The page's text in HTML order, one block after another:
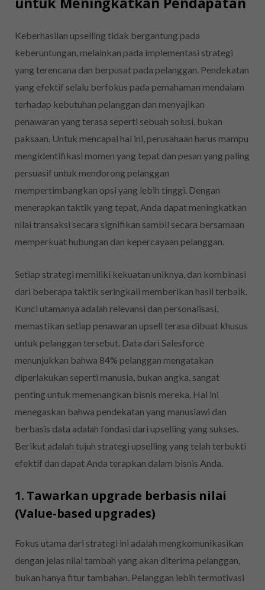
Keberhasilan upselling tidak bergantung pada
keberuntungan, melainkan pada implementasi strategi
yang terencana dan berpusat pada pelanggan. Pendekatan
yang efektif selalu berfokus pada pemahaman mendalam
terhadap kebutuhan pelanggan dan menyajikan
penawaran yang terasa seperti sebuah solusi, bukan
paksaan. Untuk mencapai hal ini, perusahaan harus mampu
mengidentifikasi momen yang tepat dan pesan yang paling
persuasif untuk mendorong pelanggan
mempertimbangkan opsi yang lebih tinggi. Dengan
menerapkan taktik yang tepat, Anda dapat meningkatkan
nilai transaksi secara signifikan sambil secara bersamaan
memperkuat hubungan dan kepercayaan pelanggan.
Setiap strategi memiliki kekuatan uniknya, dan kombinasi
dari beberapa taktik seringkali memberikan hasil terbaik.
Kunci utamanya adalah relevansi dan personalisasi,
memastikan setiap penawaran upsell terasa dibuat khusus
untuk pelanggan tersebut. Data dari Salesforce
menunjukkan bahwa 84% pelanggan mengatakan
diperlakukan seperti manusia, bukan angka, sangat
penting untuk memenangkan bisnis mereka. Hal ini
menegaskan bahwa pendekatan yang manusiawi dan
berbasis data adalah fondasi dari upselling yang sukses.
Berikut adalah tujuh strategi upselling yang telah terbukti
efektif dan dapat Anda terapkan dalam bisnis Anda.
1. Tawarkan upgrade berbasis nilai
(Value-based upgrades)
Fokus utama dari strategi ini adalah mengkomunikasikan
dengan jelas nilai tambah yang akan diterima pelanggan,
bukan hanya fitur tambahan. Pelanggan lebih termotivasi